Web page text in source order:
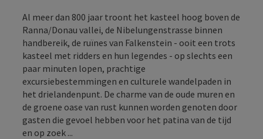
Al meer dan 800 jaar troont het kasteel hoog boven de
Ranna/Donau vallei, de Nibelungenstrasse binnen
handbereik, de ruïnes van Falkenstein - ooit een trots
kasteel met ridders en hun legendes - op slechts een
paar minuten lopen, prachtige
excursiebestemmingen en culturele wandelpaden in
het drielandenpunt. De charme van de oude muren en
de groene oase van rust kunnen worden genoten door
gasten die gevoel hebben voor het patina van de tijd
en op zoek ...